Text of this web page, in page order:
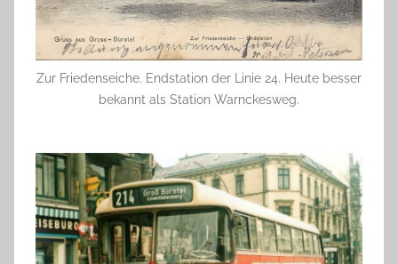
Zur Friedenseiche. Endstation der Linie 24. Heute besser
bekannt als Station Warnckesweg.